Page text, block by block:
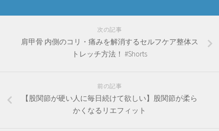
次の記事
肩甲骨 内側のコリ・痛みを解消するセルフケア整体ス
トレッチ方法！ #Shorts
前の記事
【股関節が硬い人に毎日続けて欲しい】股関節が柔ら
かくなるリエフィット